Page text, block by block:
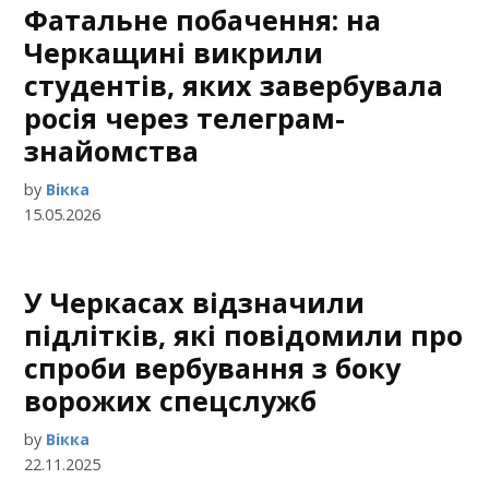
Фатальне побачення: на
Черкащині викрили
студентів, яких завербувала
росія через телеграм-
знайомства
by Вікка
15.05.2026
У Черкасах відзначили
підлітків, які повідомили про
спроби вербування з боку
ворожих спецслужб
by Вікка
22.11.2025